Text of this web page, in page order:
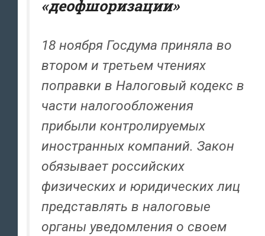
«деофшоризации»
18 ноября Госдума приняла во
втором и третьем чтениях
поправки в Налоговый кодекс в
части налогообложения
прибыли контролируемых
иностранных компаний. Закон
обязывает российских
физических и юридических лиц
представлять в налоговые
органы уведомления о своем